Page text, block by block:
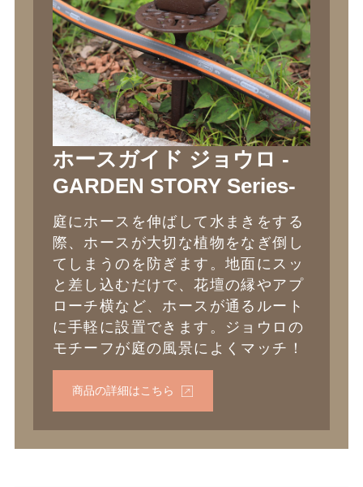
ホースガイド ジョウロ -
GARDEN STORY Series-
庭にホースを伸ばして水まきをする
際、ホースが大切な植物をなぎ倒し
てしまうのを防ぎます。地面にスッ
と差し込むだけで、花壇の縁やアプ
ローチ横など、ホースが通るルート
に手軽に設置できます。ジョウロの
モチーフが庭の風景によくマッチ！
商品の詳細はこちら